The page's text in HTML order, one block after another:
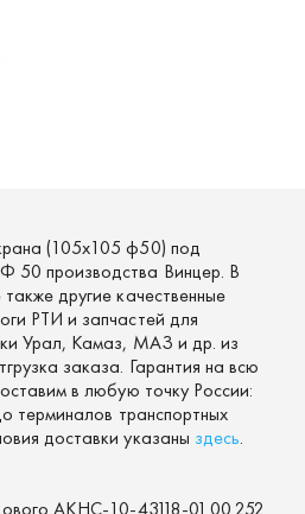
(105х105 ф50) под
производства Винцер. В
другие качественные
РТИ и запчастей для
Урал, Камаз, МАЗ и др. из
заказа. Гарантия на всю
в любую точку России:
терминалов транспортных
доставки указаны здесь.
АКНС-10-43118-01.00.252